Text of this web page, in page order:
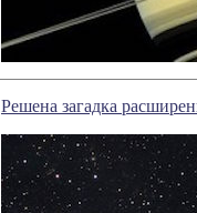
Решена загадка